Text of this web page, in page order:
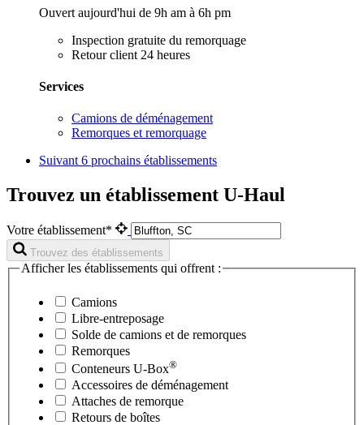
Ouvert aujourd'hui de 9h am à 6h pm
Inspection gratuite du remorquage
Retour client 24 heures
Services
Camions de déménagement
Remorques et remorquage
Suivant 6 prochains établissements
Trouvez un établissement U-Haul
Votre établissement*
Trouvez des établissements
Afficher les établissements qui offrent :
Camions
Libre-entreposage
Solde de camions et de remorques
Remorques
Conteneurs U-Box®
Accessoires de déménagement
Attaches de remorque
Retours de boîtes